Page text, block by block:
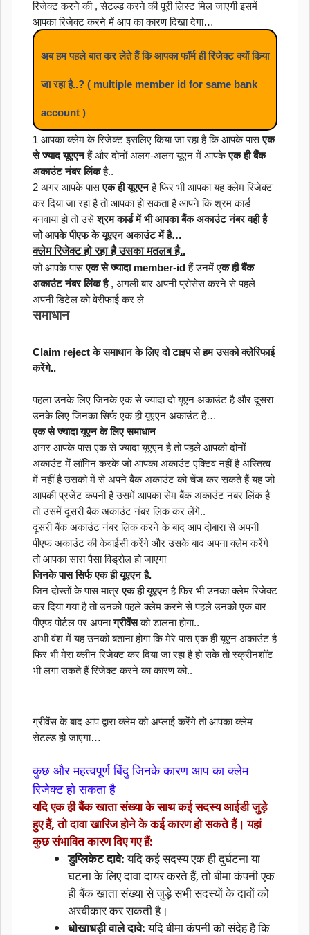
रिजेक्ट करने की , सेटल्ड करने की पूरी लिस्ट मिल जाएगी इसमें
आपका रिजेक्ट करने में आप का कारण दिखा देगा…
अब हम पहले बात कर लेते हैं कि आपका फॉर्म ही रिजेक्ट क्यों किया
जा रहा है..? ( multiple member id for same bank
account )
1 आपका क्लेम के रिजेक्ट इसलिए किया जा रहा है कि आपके पास एक
से ज्याद यूएएन हैं और दोनों अलग-अलग यूएन में आपके एक ही बैंक
अकाउंट नंबर लिंक है..
2 अगर आपके पास एक ही यूएएन है फिर भी आपका यह क्लेम रिजेक्ट
कर दिया जा रहा है तो आपका हो सकता है आपने कि श्रम कार्ड
बनवाया हो तो उसे श्रम कार्ड में भी आपका बैंक अकाउंट नंबर वही है
जो आपके पीएफ के यूएएन अकाउंट में है…
क्लेम रिजेक्ट हो रहा है उसका मतलब है..
जो आपके पास एक से ज्यादा member-id हैं उनमें एक ही बैंक
अकाउंट नंबर लिंक है , अगली बार अपनी प्रोसेस करने से पहले
अपनी डिटेल को वेरीफाई कर ले
समाधान
Claim reject के समाधान के लिए दो टाइप से हम उसको क्लेरिफाई
करेंगे..
पहला उनके लिए जिनके एक से ज्यादा दो यूएन अकाउंट है और दूसरा
उनके लिए जिनका सिर्फ एक ही यूएएन अकाउंट है…
एक से ज्यादा यूएन के लिए समाधान
अगर आपके पास एक से ज्यादा यूएएन है तो पहले आपको दोनों
अकाउंट में लॉगिन करके जो आपका अकाउंट एक्टिव नहीं है अस्तित्व
में नहीं है उसको में से अपने बैंक अकाउंट को चेंज कर सकते हैं यह जो
आपकी प्रजेंट कंपनी है उसमें आपका सेम बैंक अकाउंट नंबर लिंक है
तो उसमें दूसरी बैंक अकाउंट नंबर लिंक कर लेंगे..
दूसरी बैंक अकाउंट नंबर लिंक करने के बाद आप दोबारा से अपनी
पीएफ अकाउंट की केवाईसी करेंगे और उसके बाद अपना क्लेम करेंगे
तो आपका सारा पैसा विड्रोल हो जाएगा
जिनके पास सिर्फ एक ही यूएएन है.
जिन दोस्तों के पास मात्र एक ही यूएएन है फिर भी उनका क्लेम रिजेक्ट
कर दिया गया है तो उनको पहले क्लेम करने से पहले उनको एक बार
पीएफ पोर्टल पर अपना ग्रीवेंस को डालना होगा..
अभी वंश में यह उनको बताना होगा कि मेरे पास एक ही यूएन अकाउंट है
फिर भी मेरा क्लीन रिजेक्ट कर दिया जा रहा है हो सके तो स्क्रीनशॉट
भी लगा सकते हैं रिजेक्ट करने का कारण को..
ग्रीवेंस के बाद आप द्वारा क्लेम को अप्लाई करेंगे तो आपका क्लेम
सेटल्ड हो जाएगा…
कुछ और महत्वपूर्ण बिंदु जिनके कारण आप का क्लेम
रिजेक्ट हो सकता है
यदि एक ही बैंक खाता संख्या के साथ कई सदस्य आईडी जुड़े
हुए हैं, तो दावा खारिज होने के कई कारण हो सकते हैं। यहां
कुछ संभावित कारण दिए गए हैं:
डुप्लिकेट दावे:यदि कई सदस्य एक ही दुर्घटना या
घटना के लिए दावा दायर करते हैं, तो बीमा कंपनी एक
ही बैंक खाता संख्या से जुड़े सभी सदस्यों के दावों को
अस्वीकार कर सकती है।
धोखाधड़ी वाले दावे:यदि बीमा कंपनी को संदेह है कि